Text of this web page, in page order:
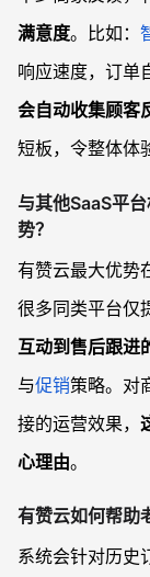
满意度。比如：
响应速度，订单
会自动收集顾客
短板，令整体体
与其他SaaS平
势？
有赞云最大优势
很多同类平台仅
互动到售后跟进
与促销策略。对
接的运营效果，
心理由。
有赞云如何帮助
系统会针对历史